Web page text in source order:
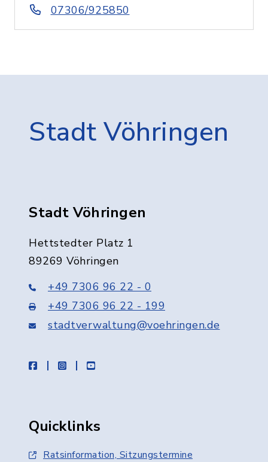
07306/925850
Stadt Vöhringen
Stadt Vöhringen
Hettstedter Platz 1
89269 Vöhringen
+49 7306 96 22 - 0
+49 7306 96 22 - 199
stadtverwaltung@voehringen.de
facebookinstagramyoutube
Quicklinks
Ratsinformation, Sitzungstermine